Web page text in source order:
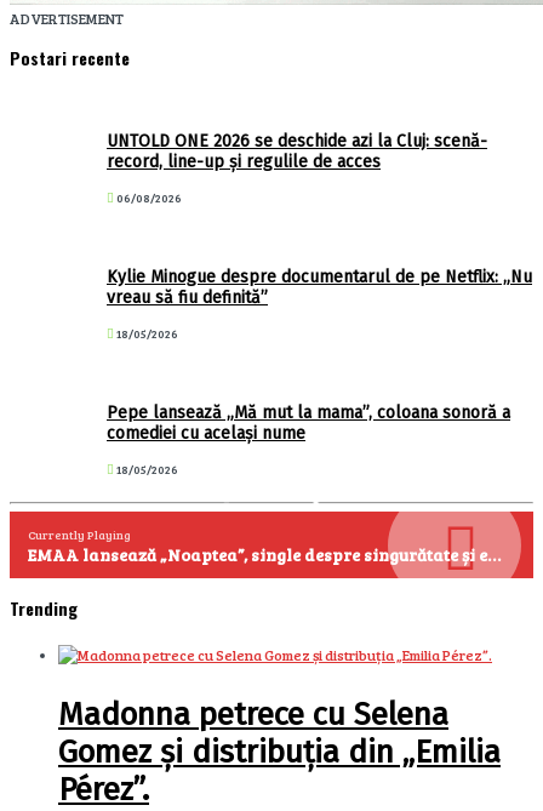
ADVERTISEMENT
Postari recente
UNTOLD ONE 2026 se deschide azi la Cluj: scenă-
record, line-up și regulile de acces
06/08/2026
Kylie Minogue despre documentarul de pe Netflix: „Nu
vreau să fiu definită”
18/05/2026
Pepe lansează „Mă mut la mama”, coloana sonoră a
comediei cu același nume
18/05/2026
Currently Playing
EMAA lansează „Noaptea”, single despre singurătate și emoțiile care se aud cel mai clar după miezul nopții
Trending
Madonna petrece cu Selena
Gomez și distribuția din „Emilia
Pérez”.